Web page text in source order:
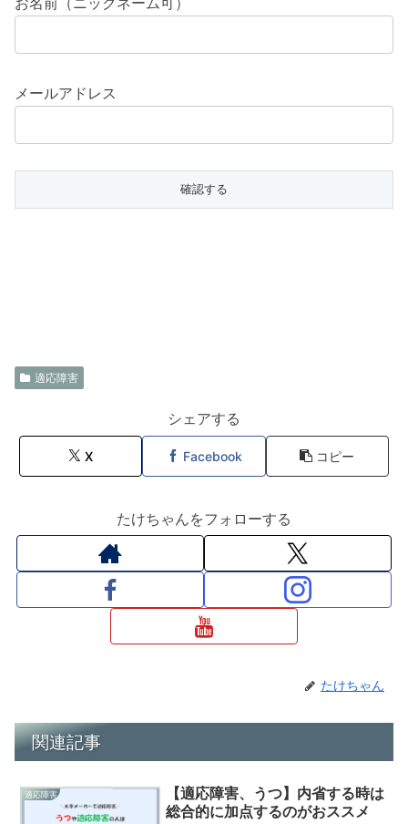
メールアドレス
適応障害
シェアする
X Facebook コピー
たけちゃんをフォローする
たけちゃん
関連記事
適応障害
【適応障害、うつ】内省する時は
総合的に加点するのがおススメ